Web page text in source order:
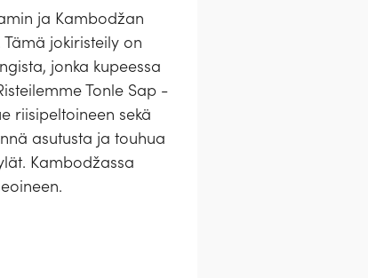
ja Kambodžan
jokiristeily on
jonka kupeessa
Tonle Sap -
riisipeltoineen sekä
asutusta ja touhua
Kambodžassa